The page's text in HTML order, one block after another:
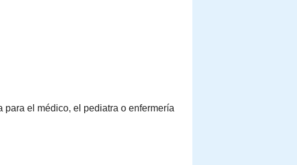
el médico, el pediatra o enfermería